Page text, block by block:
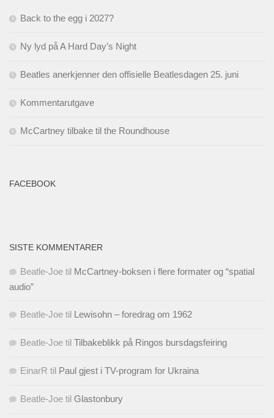
Back to the egg i 2027?
Ny lyd på A Hard Day’s Night
Beatles anerkjenner den offisielle Beatlesdagen 25. juni
Kommentarutgave
McCartney tilbake til the Roundhouse
FACEBOOK
SISTE KOMMENTARER
Beatle-Joe til McCartney-boksen i flere formater og “spatial
audio”
Beatle-Joe til Lewisohn – foredrag om 1962
Beatle-Joe til Tilbakeblikk på Ringos bursdagsfeiring
EinarR til Paul gjest i TV-program for Ukraina
Beatle-Joe til Glastonbury